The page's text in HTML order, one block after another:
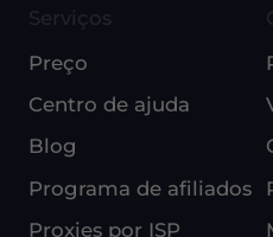
Serviços
Preço
Centro de ajuda
Blog
Programa de afiliados
Proxies por ISP